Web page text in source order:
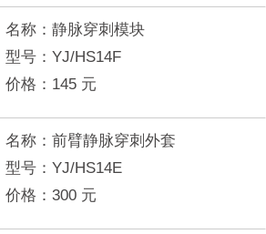
名称：静脉穿刺模块
型号：YJ/HS14F
价格： 145 元
名称：前臂静脉穿刺外套
型号：YJ/HS14E
价格：300 元